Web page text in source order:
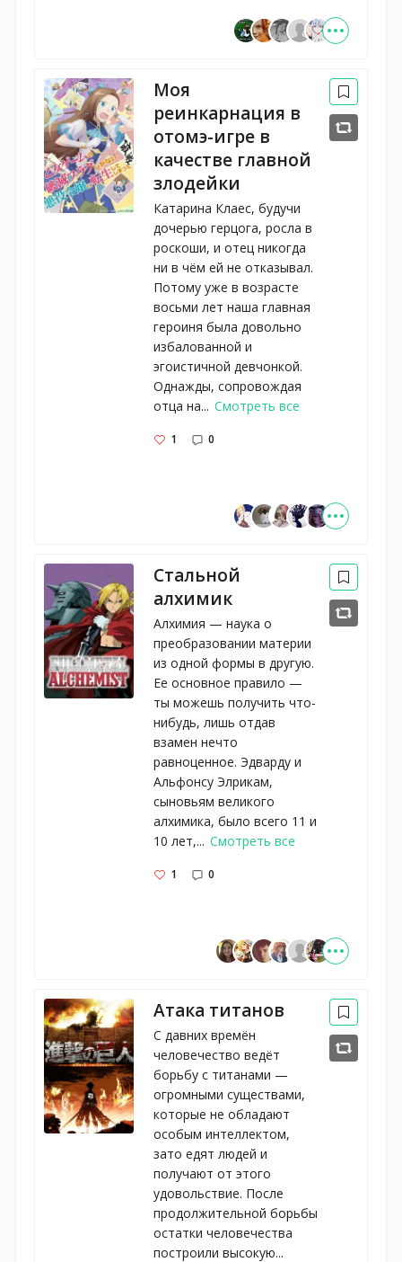
Моя
реинкарнация в
отомэ-игре в
качестве главной
злодейки
Катарина Клаес, будучи
дочерью герцога, росла в
роскоши, и отец никогда
ни в чём ей не отказывал.
Потому уже в возрасте
восьми лет наша главная
героиня была довольно
избалованной и
эгоистичной девчонкой.
Однажды, сопровождая
отца на... Смотреть все
1 0
Стальной
алхимик
Алхимия — наука о
преобразовании материи
из одной формы в другую.
Ее основное правило —
ты можешь получить что-
нибудь, лишь отдав
взамен нечто
равноценное. Эдварду и
Альфонсу Элрикам,
сыновьям великого
алхимика, было всего 11 и
10 лет,... Смотреть все
1 0
Атака титанов
С давних времён
человечество ведёт
борьбу с титанами —
огромными существами,
которые не обладают
особым интеллектом,
зато едят людей и
получают от этого
удовольствие. После
продолжительной борьбы
остатки человечества
построили высокую...